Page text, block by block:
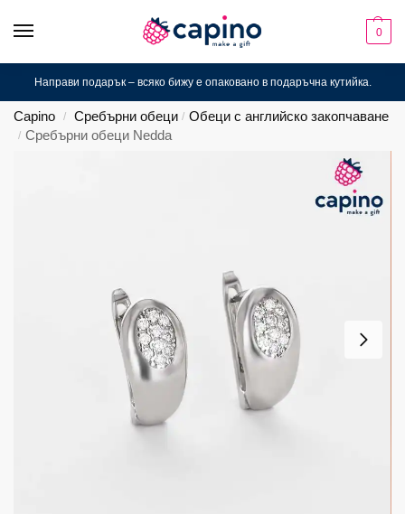
0
Направи подарък – всяко бижу е опаковано в подаръчна кутийка.
Capino / Сребърни обеци / Обеци с английско закопчаване
/ Сребърни обеци Nedda